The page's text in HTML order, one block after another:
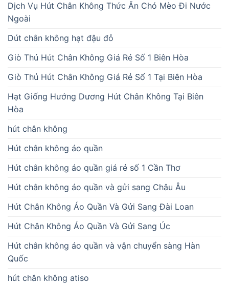
Dịch Vụ Hút Chân Không Thức Ăn Chó Mèo Đi Nước
Ngoài
Dút chân không hạt đậu đỏ
Giò Thủ Hút Chân Không Giá Rẻ Số 1 Biên Hòa
Giò Thủ Hút Chân Không Giá Rẻ Số 1 Tại Biên Hòa
Hạt Giống Hướng Dương Hút Chân Không Tại Biên
Hòa
hút chân không
Hút chân không áo quần
Hút chân không áo quần giá rẻ số 1 Cần Thơ
Hút chân không áo quần và gửi sang Châu Âu
Hút Chân Không Áo Quần Và Gửi Sang Đài Loan
Hút Chân Không Áo Quần Và Gửi Sang Úc
Hút chân không áo quần và vận chuyển sàng Hàn
Quốc
hút chân không atiso